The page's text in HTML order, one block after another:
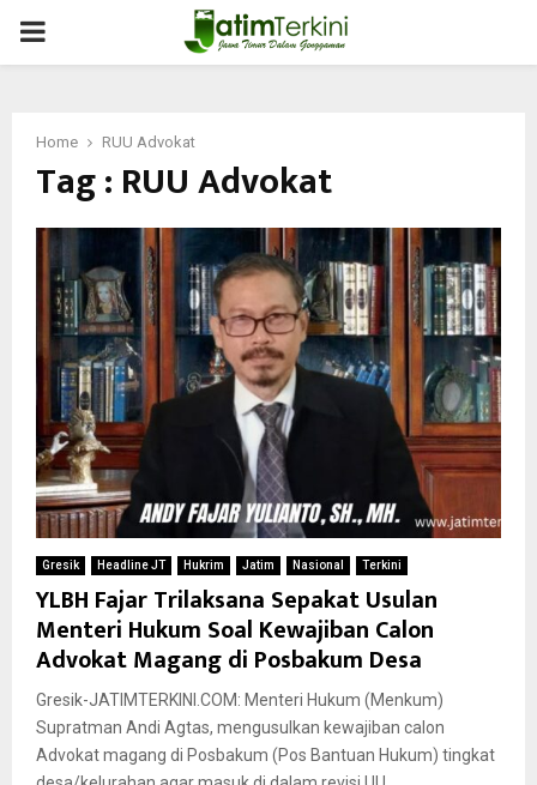
PRIMARY
Home RUU Advokat
Tag : RUU Advokat
Gresik Headline JT Hukrim Jatim Nasional Terkini
YLBH Fajar Trilaksana Sepakat Usulan
Menteri Hukum Soal Kewajiban Calon
Advokat Magang di Posbakum Desa
Gresik-JATIMTERKINI.COM: Menteri Hukum (Menkum)
Supratman Andi Agtas, mengusulkan kewajiban calon
Advokat magang di Posbakum (Pos Bantuan Hukum) tingkat